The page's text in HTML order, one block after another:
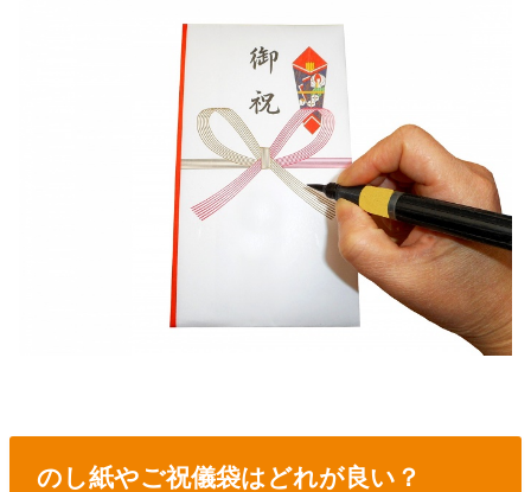
のし紙やご祝儀袋はどれが良い？